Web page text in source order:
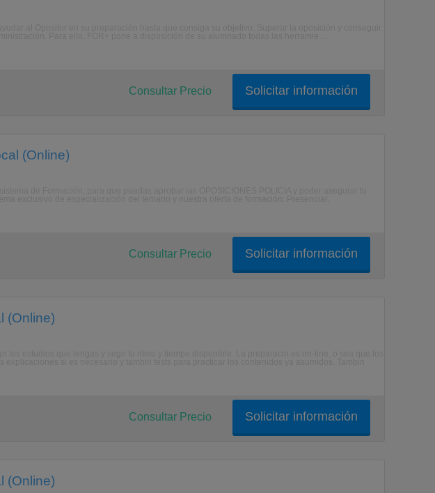
Solicitar información
Consultar Precio
(Online)
Solicitar información
Consultar Precio
(Online)
Solicitar información
Consultar Precio
(Online)